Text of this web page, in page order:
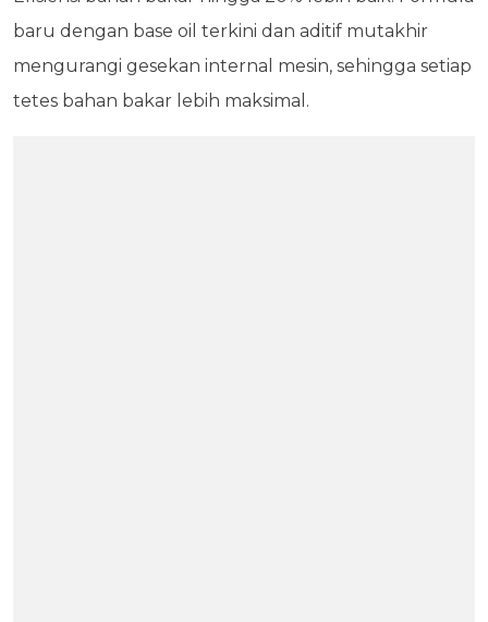
baru dengan base oil terkini dan aditif mutakhir
mengurangi gesekan internal mesin, sehingga setiap
tetes bahan bakar lebih maksimal.